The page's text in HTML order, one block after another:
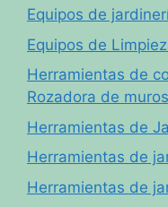
Equipos de
Equipos de
Herramientas de
Rozadora de
Herramientas de
Herramientas de
Herramientas de